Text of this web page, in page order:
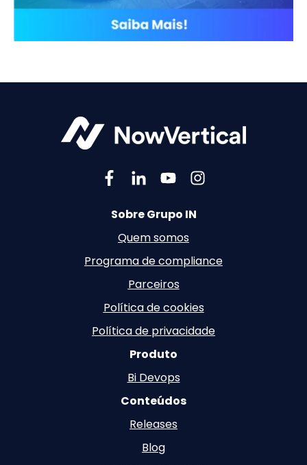
Sobre Grupo IN
Quem somos
Programa de compliance
Parceiros
Política de cookies
Política de privacidade
Produto
Bi Devops
Conteúdos
Releases
Blog